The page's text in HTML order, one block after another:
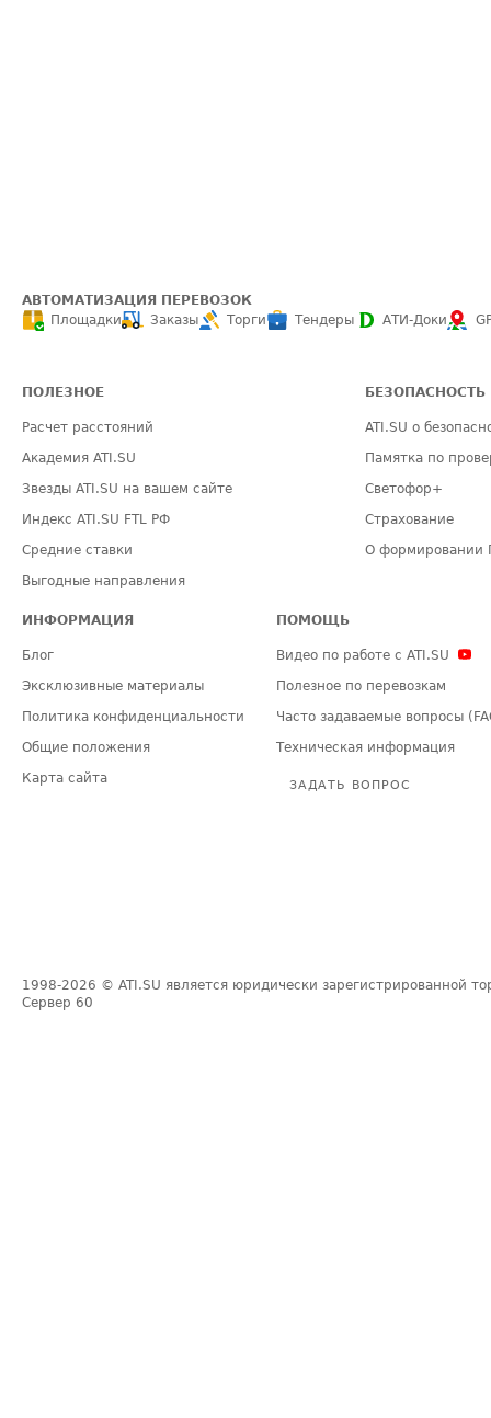
АВТОМАТИЗАЦИЯ ПЕРЕВОЗОК
Площадки
Заказы Торги Тендеры АТИ-Доки
ПОЛЕЗНОЕ
Расчет расстояний
Академия ATI.SU
Звезды ATI.SU на вашем сайте
Индекс ATI.SU FTL РФ
Средние ставки
Выгодные направления
БЕЗОПАСНОСТЬ
ATI.SU о
Памятка по
Светофор+
Страхование
О формировании
ИНФОРМАЦИЯ
Блог
Эксклюзивные материалы
Политика конфиденциальности
Общие положения
Карта сайта
ПОМОЩЬ
Видео по работе с ATI.SU
Полезное по перевозкам
Часто задаваемые вопросы
Техническая информация
ЗАДАТЬ ВОПРОС
1998-2026 © ATI.SU является юридически зарегистрированной
Сервер 60